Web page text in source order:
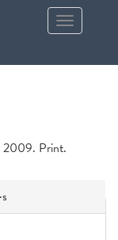
Toggle
navigation
2009. Print.